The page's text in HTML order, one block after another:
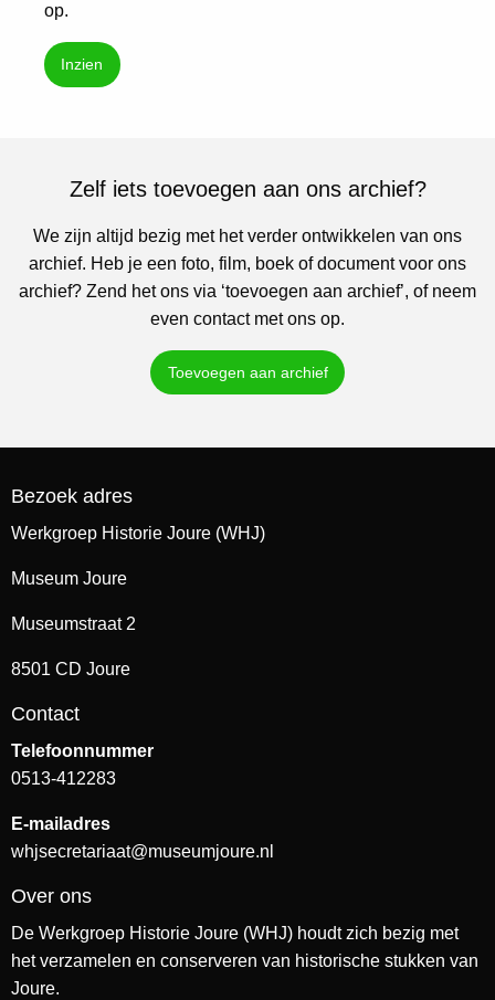
op.
Inzien
Zelf iets toevoegen aan ons archief?
We zijn altijd bezig met het verder ontwikkelen van ons
archief. Heb je een foto, film, boek of document voor ons
archief? Zend het ons via ‘toevoegen aan archief’, of neem
even contact met ons op.
Toevoegen aan archief
Bezoek adres
Werkgroep Historie Joure (WHJ)
Museum Joure
Museumstraat 2
8501 CD Joure
Contact
Telefoonnummer
0513-412283
E-mailadres
whjsecretariaat@museumjoure.nl
Over ons
De Werkgroep Historie Joure (WHJ) houdt zich bezig met
het verzamelen en conserveren van historische stukken van
Joure.